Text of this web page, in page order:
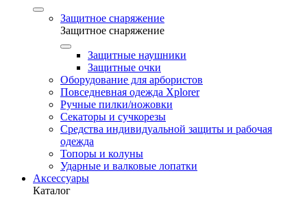
Защитное снаряжение
Защитное снаряжение
Защитные наушники
Защитные очки
Оборудование для арбористов
Повседневная одежда Xplorer
Ручные пилки/ножовки
Секаторы и сучкорезы
Средства индивидуальной защиты и рабочая
одежда
Топоры и колуны
Ударные и валковые лопатки
Аксессуары
Каталог